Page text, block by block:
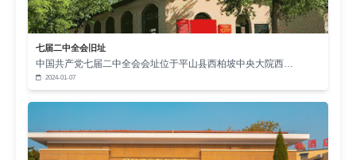
七届二中全会旧址
中国共产党七届二中全会会址位于平山县西柏坡中央大院西…
2024-01-07